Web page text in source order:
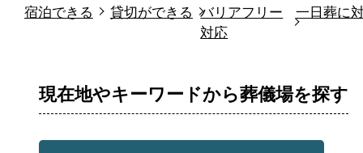
宿泊できる 貸切ができる バリアフリー
対応
一日葬に
現在地やキーワードから葬儀場を探す